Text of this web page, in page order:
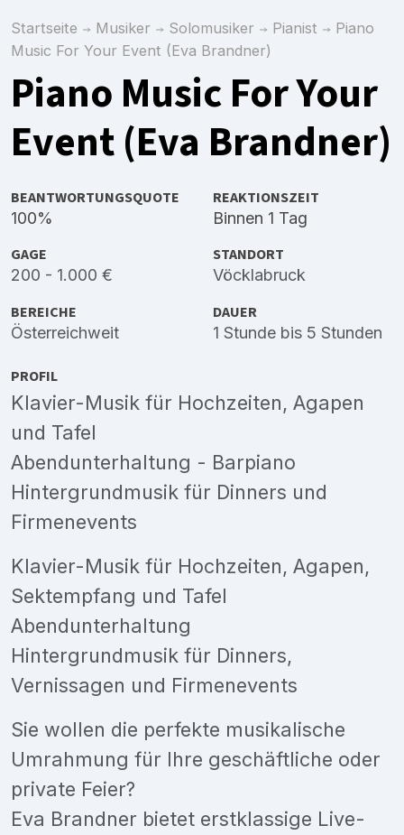
Startseite Musiker Solomusiker Pianist
Piano
Music For Your Event (Eva Brandner)
Piano Music For Your
Event (Eva Brandner)
BEANTWORTUNGSQUOTE
100%
REAKTIONSZEIT
Binnen 1 Tag
GAGE
200 - 1.000 €
STANDORT
Vöcklabruck
BEREICHE
Österreichweit
DAUER
1 Stunde bis 5 Stunden
PROFIL
Klavier-Musik für Hochzeiten, Agapen
und Tafel
Abendunterhaltung - Barpiano
Hintergrundmusik für Dinners und
Firmenevents
Klavier-Musik für Hochzeiten, Agapen,
Sektempfang und Tafel
Abendunterhaltung
Hintergrundmusik für Dinners,
Vernissagen und Firmenevents
Sie wollen die perfekte musikalische
Umrahmung für Ihre geschäftliche oder
private Feier?
Eva Brandner bietet erstklassige Live-